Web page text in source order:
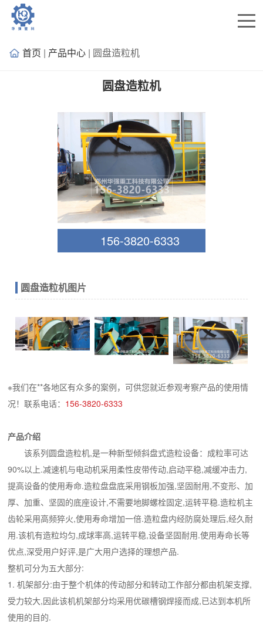
首页 | 产品中心 | 圆盘造粒机
圆盘造粒机
156-3820-6333
圆盘造粒机图片
※我们在**各地区有众多的案例，可供您就近参观考察产品的使用情
况！联系电话： 156-3820-6333
产品介绍
该系列圆盘造粒机,是一种新型倾斜盘式造粒设备：成粒率可达
90%以上.减速机与电动机采用柔性皮带传动,启动平稳,减缓冲击力,
提高设备的使用寿命.造粒盘盘底采用钢板加强,坚固耐用,不变形、加
厚、加重、坚固的底座设计,不需要地脚螺栓固定,运转平稳.造粒机主
齿轮采用高频猝火,使用寿命增加一倍.造粒盘内经防腐处理后,经久耐
用.该机有造粒均匀,成球率高,运转平稳,设备坚固耐用.使用寿命长等
优点,深受用户好评,是广大用户选择的理想产品.
整机可分为五大部分:
1. 机架部分:由于整个机体的传动部分和转动工作部分都由机架支撑,
受力较大,因此该机机架部分均采用优碳槽钢焊接而成,已达到本机所
使用的目的.